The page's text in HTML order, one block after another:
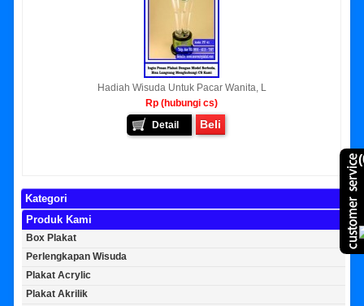
Hadiah Wisuda Untuk Pacar Wanita, L
Rp (hubungi cs)
Detail
Beli
Kategori
Produk Kami
Box Plakat
Perlengkapan Wisuda
Plakat Acrylic
Plakat Akrilik